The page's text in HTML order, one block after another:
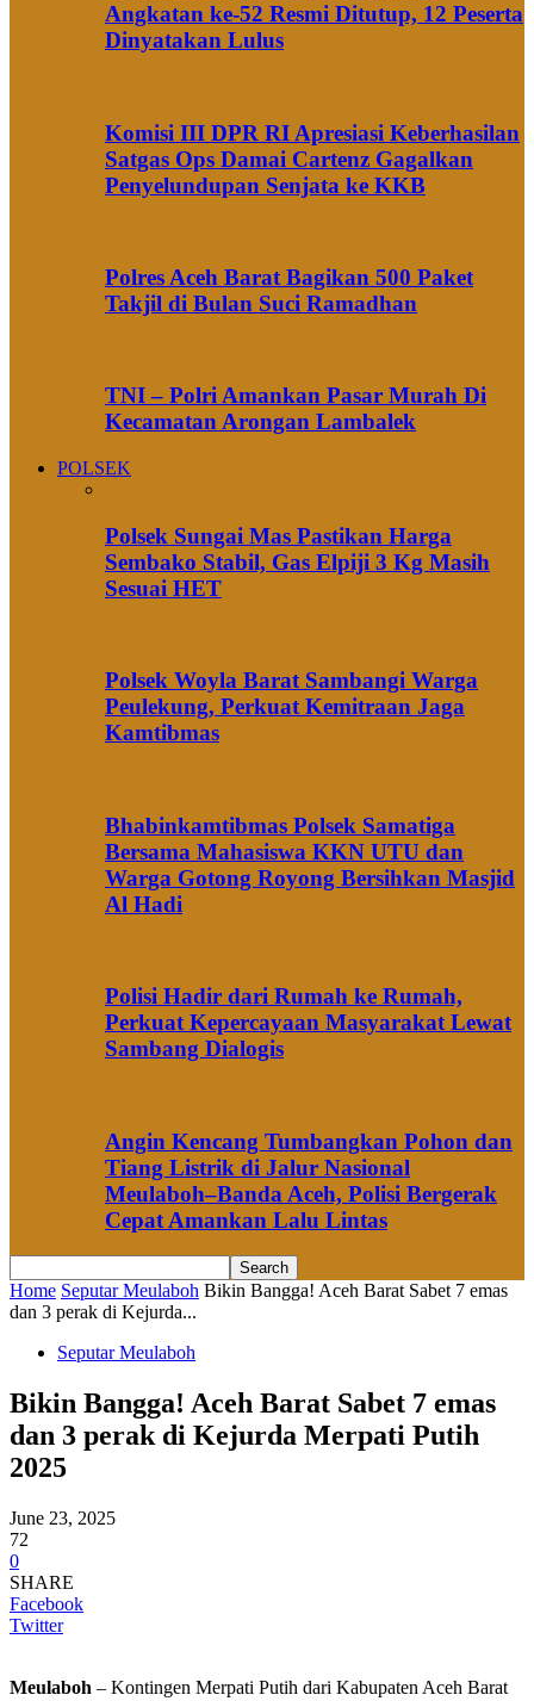
Angkatan ke-52 Resmi Ditutup, 12 Peserta
Dinyatakan Lulus
Komisi III DPR RI Apresiasi Keberhasilan
Satgas Ops Damai Cartenz Gagalkan
Penyelundupan Senjata ke KKB
Polres Aceh Barat Bagikan 500 Paket
Takjil di Bulan Suci Ramadhan
TNI – Polri Amankan Pasar Murah Di
Kecamatan Arongan Lambalek
POLSEK
Polsek Sungai Mas Pastikan Harga
Sembako Stabil, Gas Elpiji 3 Kg Masih
Sesuai HET
Polsek Woyla Barat Sambangi Warga
Peulekung, Perkuat Kemitraan Jaga
Kamtibmas
Bhabinkamtibmas Polsek Samatiga
Bersama Mahasiswa KKN UTU dan
Warga Gotong Royong Bersihkan Masjid
Al Hadi
Polisi Hadir dari Rumah ke Rumah,
Perkuat Kepercayaan Masyarakat Lewat
Sambang Dialogis
Angin Kencang Tumbangkan Pohon dan
Tiang Listrik di Jalur Nasional
Meulaboh–Banda Aceh, Polisi Bergerak
Cepat Amankan Lalu Lintas
Home Seputar Meulaboh Bikin Bangga! Aceh Barat Sabet 7 emas
dan 3 perak di Kejurda...
Seputar Meulaboh
Bikin Bangga! Aceh Barat Sabet 7 emas
dan 3 perak di Kejurda Merpati Putih
2025
June 23, 2025
72
0
SHARE
Facebook
Twitter
Meulaboh – Kontingen Merpati Putih dari Kabupaten Aceh Barat